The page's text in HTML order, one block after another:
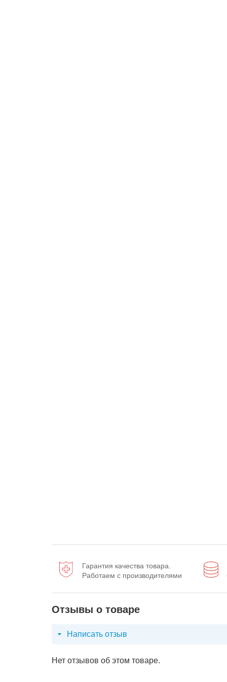
Гарантия качества товара.
Работаем с производителями
Отзывы о товаре
Написать отзыв
Нет отзывов об этом товаре.